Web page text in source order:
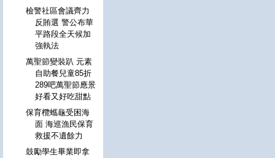
檢警社區會議齊力
反賄選 警公布華
平路段全天候加
強執法
萬聖節變裝趴 元素
自助餐兒童85折
289吧萬聖節應景
好看又好吃甜點
保育欖蠵龜受困海
面 海巡漁民保育
救援不遺餘力
鼓勵學生畢業即拿